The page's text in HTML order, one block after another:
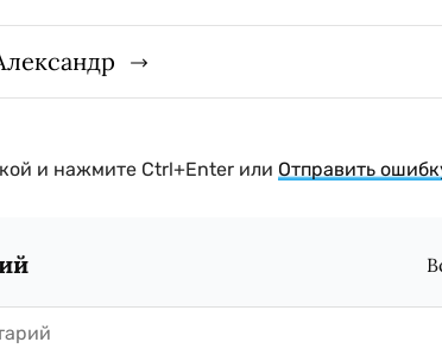
и нажмите Ctrl+Enter или Отправить